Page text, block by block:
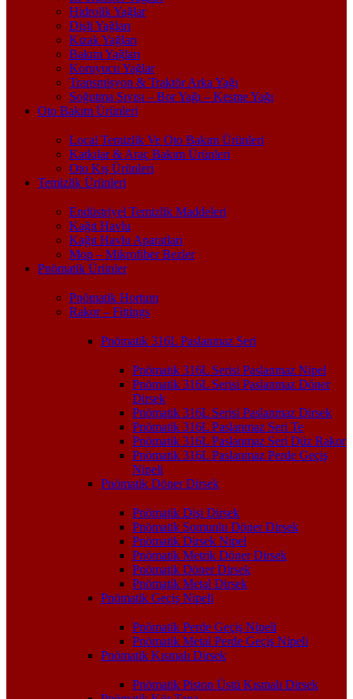
Hidrolik Yağlar
Dişli Yağları
Kızak Yağları
Bakım Yağları
Koruyucu Yağlar
Transmisyon & Traktör Arka Yağı
Soğutma Sıvısı – Bor Yağı – Kesme Yağı
Oto Bakım Ürünleri
Local Temizlik Ve Oto Bakım Ürünleri
Katkılar & Araç Bakım Ürünleri
Oto Kış Ürünleri
Temizlik Ürünleri
Endüstriyel Temizlik Maddeleri
Kağıt Havlu
Kağıt Havlu Aparatları
Mop – Mikrofiber Bezler
Pnömatik Ürünler
Pnömatik Hortum
Rakor – Fittings
Pnömatik 316L Paslanmaz Seri
Pnömatik 316L Serisi Paslanmaz Nipel
Pnömatik 316L Serisi Paslanmaz Döner
Dirsek
Pnömatik 316L Serisi Paslanmaz Dirsek
Pnömatik 316L Paslanmaz Seri Te
Pnömatik 316L Paslanmaz Seri Düz Rakor
Pnömatik 316L Paslanmaz Perde Geçiş
Nipeli
Pnömatik Döner Dirsek
Pnömatik Dişi Dirsek
Pnömatik Somunlu Döner Dirsek
Pnömatik Dirsek Nipel
Pnömatik Metrik Döner Dirsek
Pnömatik Döner Dirsek
Pnömatik Metal Dirsek
Pnömatik Geçiş Nipeli
Pnömatik Perde Geçiş Nipeli
Pnömatik Metal Perde Geçiş Nipeli
Pnömatik Kısmalı Dirsek
Pnömatik Piston Üstü Kısmalı Dirsek